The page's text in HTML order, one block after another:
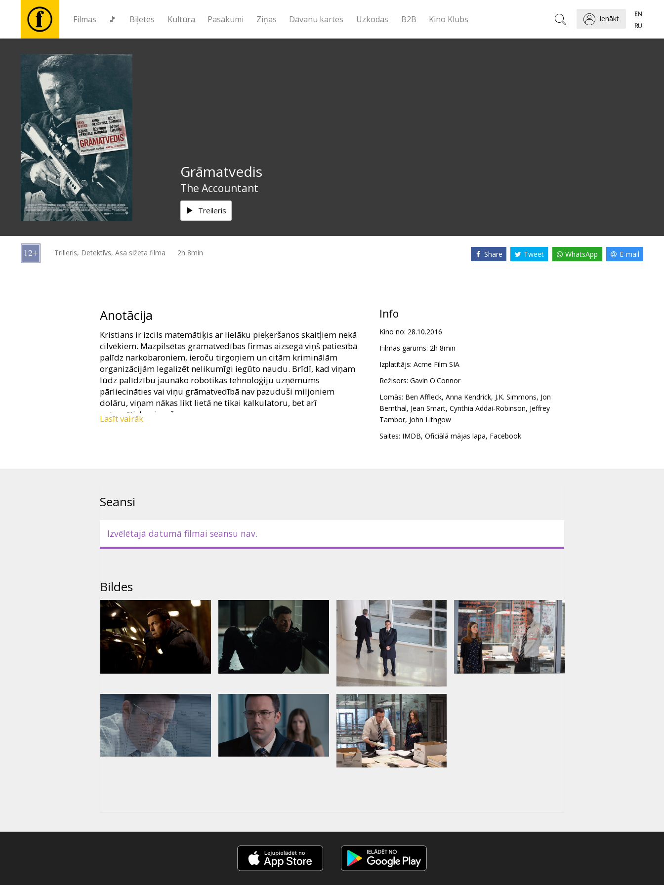
Filmas 🎵 Biļetes Kultūra Pasākumi Ziņas Dāvanu kartes Uzkodas B2B Kino Klubs Ienākt
Filmas
Biļetes
Kultūra
Pasākumi
Ziņas
kartes
Grāmatvedis
The Accountant
Treileris
Trilleris, Detektīvs, Asa sižeta filma 2h 8min Share Tweet WhatsApp E-mail
Anotācija
Kristians ir izcils matemātiķis ar lielāku pieķeršanos skaitļiem nekā
cilvēkiem. Mazpilsētas grāmatvedības firmas aizsegā viņš patiesībā
palīdz narkobaroniem, ieroču tirgoņiem un citām kriminālām
organizācijām legalizēt nelikumīgi iegūto naudu. Brīdī, kad viņam
lūdz palīdzību jaunāko robotikas tehnoloģiju uzņēmums
pārliecināties vai viņu grāmatvedībā nav pazuduši miljoniem
dolāru, viņam nākas likt lietā ne tikai kalkulatoru, bet arī
automātiskos ieročus.
Lasīt vairāk
Info
Kino no: 28.10.2016
Filmas garums: 2h 8min
Izplatītājs: Acme Film SIA
Režisors: Gavin O'Connor
Lomās: Ben Affleck, Anna Kendrick, J.K. Simmons, Jon
Bernthal, Jean Smart, Cynthia Addai-Robinson, Jeffrey
Tambor, John Lithgow
Saites: IMDB, Oficiālā mājas lapa, Facebook
Seansi
Izvēlētajā datumā filmai seansu nav.
Bildes